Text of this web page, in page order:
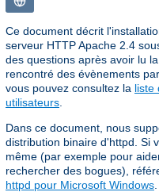
Ce document décrit
serveur HTTP Apache 2.4
des questions après avoir lu
rencontré des évènements
vous pouvez consultez la liste
utilisateurs
Dans ce document, nous
distribution binaire d'httpd. Si
même (par exemple pour
rechercher des bogues),
httpd pour Microsoft Windows